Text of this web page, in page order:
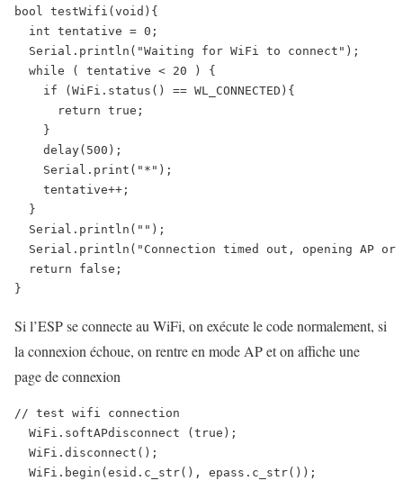
bool testWifi(void){
  int tentative = 0;
  Serial.println("Waiting for WiFi to connect");
  while ( tentative < 20 ) {
    if (WiFi.status() == WL_CONNECTED){
      return true;
    }
    delay(500);
    Serial.print("*");
    tentative++;
  }
  Serial.println("");
Serial.println("Connection timed out, opening AP or
  return false;
}
Si l’ESP se connecte au WiFi, on exécute le code normalement, si
la connexion échoue, on rentre en mode AP et on affiche une
page de connexion
// test wifi connection
  WiFi.softAPdisconnect (true);
  WiFi.disconnect();
  WiFi.begin(esid.c_str(), epass.c_str());